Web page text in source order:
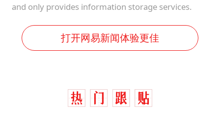
and only provides information storage services.
打开网易新闻体验更佳